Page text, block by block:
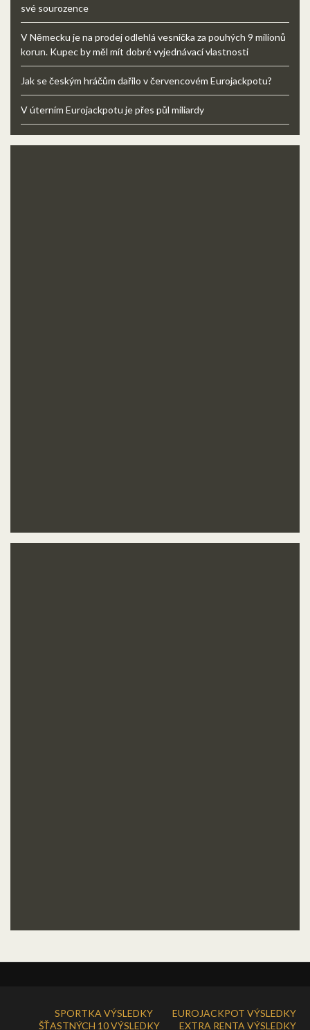
své sourozence
V Německu je na prodej odlehlá vesnička za pouhých 9 milionů
korun. Kupec by měl mít dobré vyjednávací vlastnosti
Jak se českým hráčům dařilo v červencovém Eurojackpotu?
V úterním Eurojackpotu je přes půl miliardy
SPORTKA VÝSLEDKY
EUROJACKPOT VÝSLEDKY
ŠŤASTNÝCH 10 VÝSLEDKY
EXTRA RENTA VÝSLEDKY